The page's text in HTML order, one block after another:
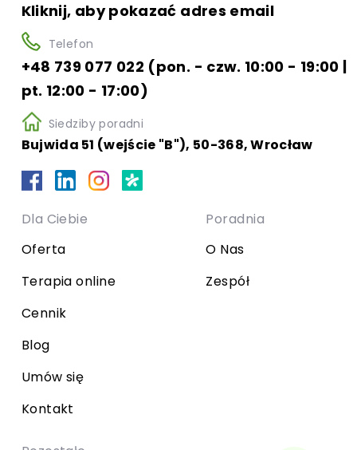
Kliknij, aby pokazać adres email
Telefon
+48 739 077 022 (pon. - czw. 10:00 - 19:00 |
pt. 12:00 - 17:00)
Siedziby poradni
Bujwida 51 (wejście "B"), 50-368, Wrocław
Dla Ciebie
Oferta
Terapia online
Cennik
Blog
Umów się
Kontakt
Poradnia
O Nas
Zespół